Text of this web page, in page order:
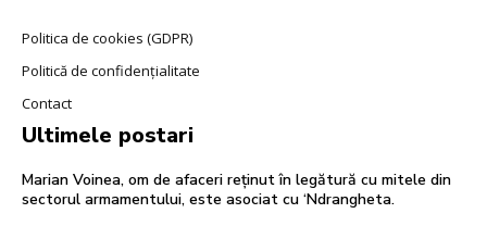
Politica de cookies (GDPR)
Politică de confidențialitate
Contact
Ultimele postari
Marian Voinea, om de afaceri reținut în legătură cu mitele din
sectorul armamentului, este asociat cu ‘Ndrangheta.